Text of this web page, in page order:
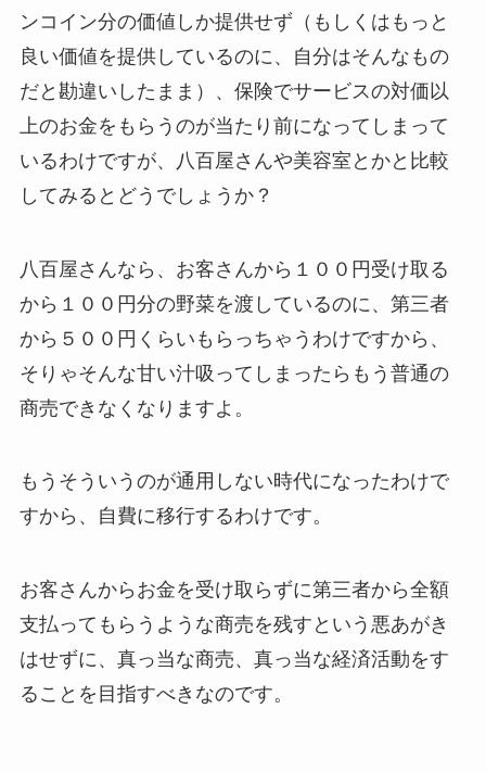
ンコイン分の価値しか提供せず（もしくはもっと
良い価値を提供しているのに、自分はそんなもの
だと勘違いしたまま）、保険でサービスの対価以
上のお金をもらうのが当たり前になってしまって
いるわけですが、八百屋さんや美容室とかと比較
してみるとどうでしょうか？
八百屋さんなら、お客さんから１００円受け取る
から１００円分の野菜を渡しているのに、第三者
から５００円くらいもらっちゃうわけですから、
そりゃそんな甘い汁吸ってしまったらもう普通の
商売できなくなりますよ。
もうそういうのが通用しない時代になったわけで
すから、自費に移行するわけです。
お客さんからお金を受け取らずに第三者から全額
支払ってもらうような商売を残すという悪あがき
はせずに、真っ当な商売、真っ当な経済活動をす
ることを目指すべきなのです。